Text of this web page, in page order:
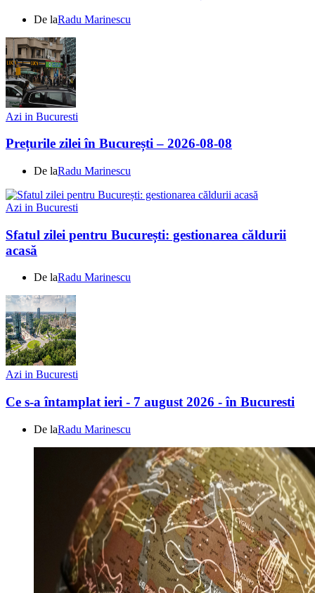
De laRadu Marinescu
Azi in Bucuresti
Prețurile zilei în București – 2026-08-08
De laRadu Marinescu
Azi in Bucuresti
Sfatul zilei pentru București: gestionarea căldurii
acasă
De laRadu Marinescu
Azi in Bucuresti
Ce s-a întamplat ieri - 7 august 2026 - în Bucuresti
De laRadu Marinescu